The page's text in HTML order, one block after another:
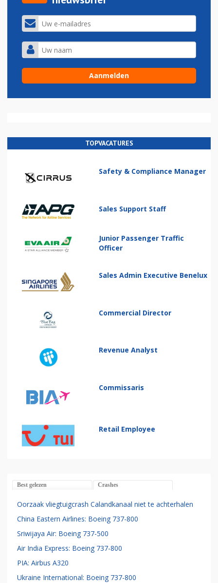
TOPVACATURES
Safety & Compliance Manager
Sales Support Staff
Junior Passenger Traffic
Officer
Sales Admin Executive Benelux
Commercial Director
Revenue Analyst
Commissaris
Retail Employee
Best gelezen Crashes
Oorzaak vliegtuigcrash Calandkanaal niet te achterhalen
China Eastern Airlines: Boeing 737-800
Sriwijaya Air: Boeing 737-500
Air India Express: Boeing 737-800
PIA: Airbus A320
Ukraine International: Boeing 737-800